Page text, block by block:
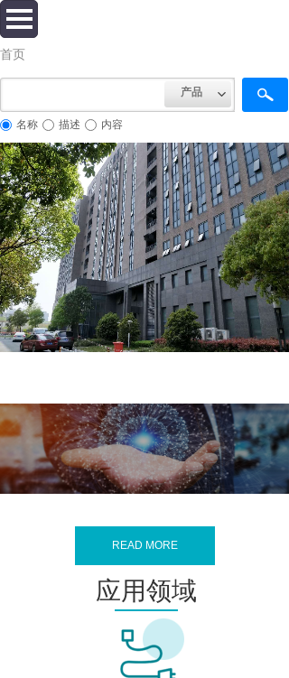
首页
产品
名称 描述 内容
READ MORE
应用领域